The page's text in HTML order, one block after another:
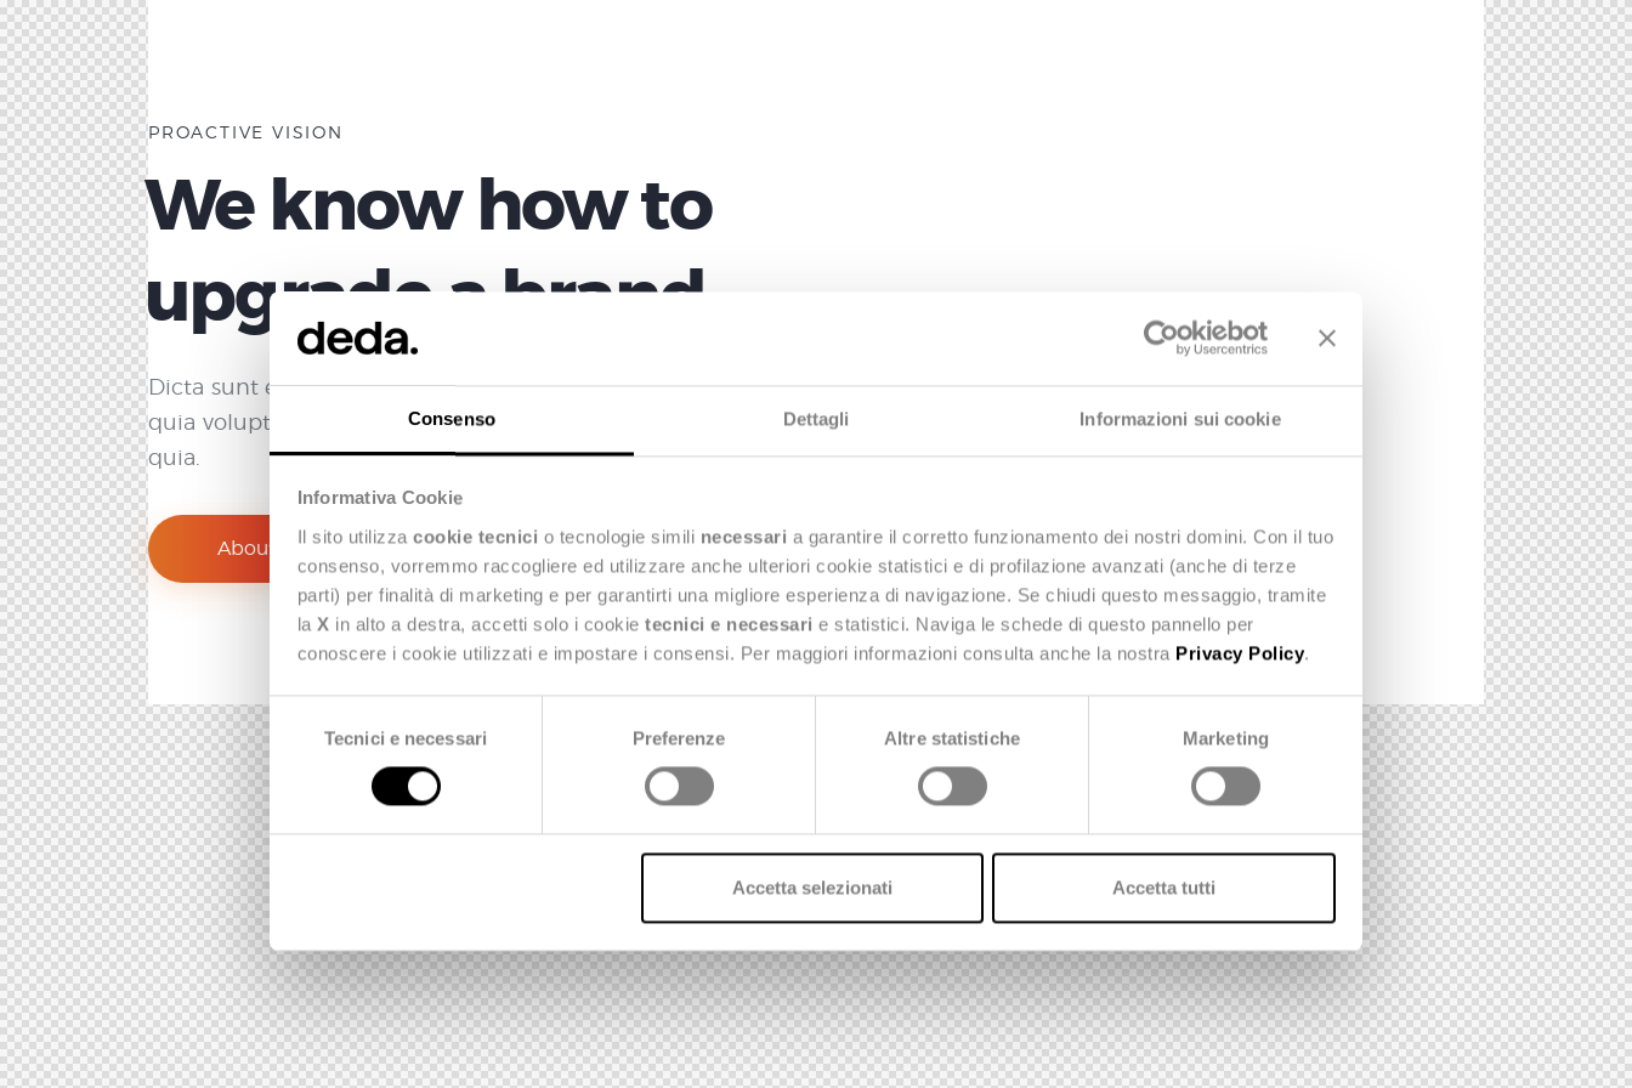
Consenso Dettagli Informazioni sui cookie
Informativa Cookie
Il sito utilizza cookie tecnici o tecnologie simili necessari a garantire il corretto funzionamento dei nostri domini. Con il tuo
consenso, vorremmo raccogliere ed utilizzare anche ulteriori cookie statistici e di profilazione avanzati (anche di terze
parti) per finalità di marketing e per garantirti una migliore esperienza di navigazione. Se chiudi questo messaggio, tramite
la X in alto a destra, accetti solo i cookie tecnici e necessari e statistici. Naviga le schede di questo pannello per
conoscere i cookie utilizzati e impostare i consensi. Per maggiori informazioni consulta anche la nostra Privacy Policy.
S
e
d
e
l
c
Tecnici e necessari Preferenze Altre statistiche Marketing
Accetta selezionati Accetta tutti
PROACTIVE VISION
We know how to
upgrade a brand.
Dicta sunt explicabo. Nemo enim ipsam voluptatem
quia voluptas sit aspernatur aut odit aut fugit sed
quia.
About Us